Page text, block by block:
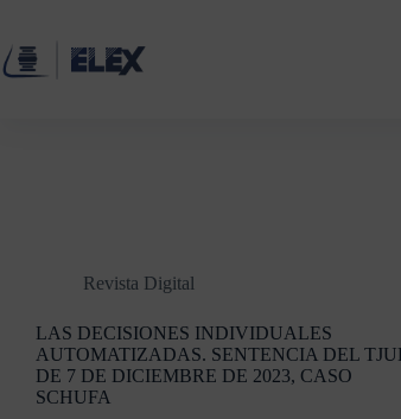
Revista Digital
LAS DECISIONES INDIVIDUALES
AUTOMATIZADAS. SENTENCIA DEL
DE 7 DE DICIEMBRE DE 2023, CASO
SCHUFA